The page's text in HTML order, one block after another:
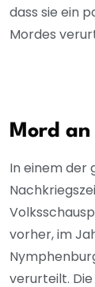
dass sie ein
Mordes
Mord
In einem der
vorher, im
verurteilt.